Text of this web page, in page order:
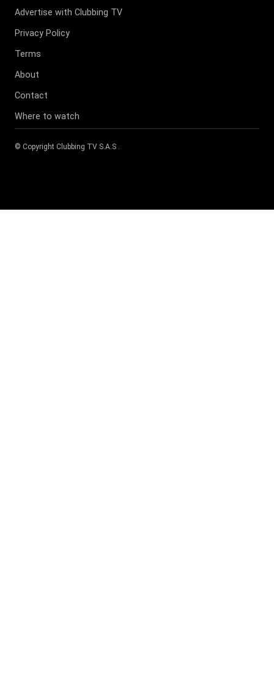
Advertise with Clubbing TV
Privacy Policy
Terms
About
Contact
Where to watch
© Copyright Clubbing TV S.A.S .